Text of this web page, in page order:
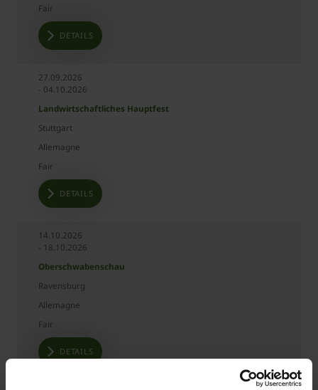
Fair
DETAILS
27.09.2026
- 04.10.2026
Landwirtschaftliches Hauptfest
Stuttgart
Allemagne
Fair
DETAILS
14.10.2026
- 18.10.2026
Oberschwabenschau
Ravensburg
Allemagne
Fair
DETAILS